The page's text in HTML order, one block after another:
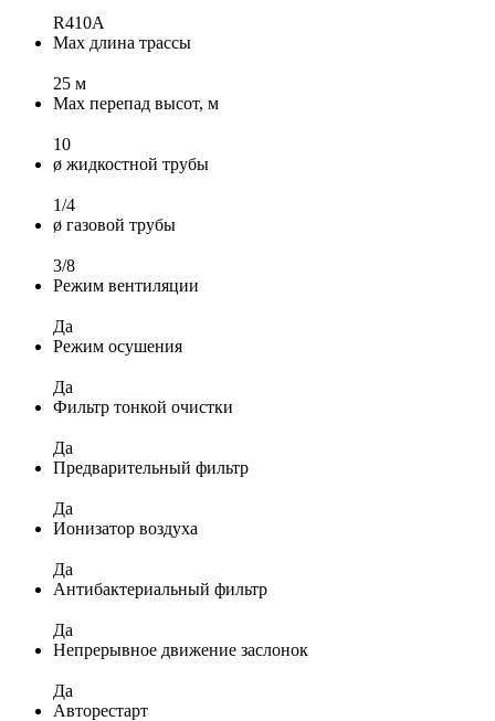
R410A
Max длина трассы
25 м
Max перепад высот, м
10
ø жидкостной трубы
1/4
ø газовой трубы
3/8
Режим вентиляции
Да
Режим осушения
Да
Фильтр тонкой очистки
Да
Предварительный фильтр
Да
Ионизатор воздуха
Да
Антибактериальный фильтр
Да
Непрерывное движение заслонок
Да
Авторестарт